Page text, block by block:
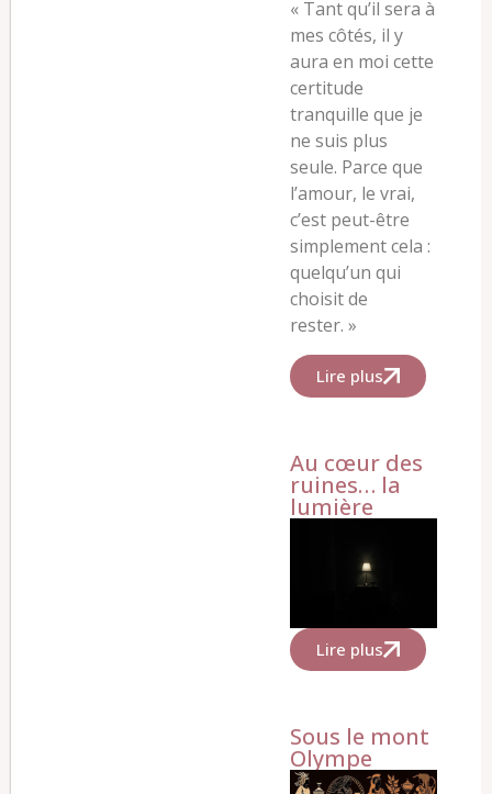
« Tant qu’il sera à
mes côtés, il y
aura en moi cette
certitude
tranquille que je
ne suis plus
seule. Parce que
l’amour, le vrai,
c’est peut-être
simplement cela :
quelqu’un qui
choisit de
rester. »
Lire plus
Au cœur des
ruines… la
lumière
Lire plus
Sous le mont
Olympe